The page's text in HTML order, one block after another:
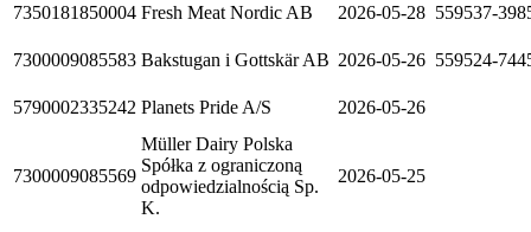
7350181850004 Fresh Meat Nordic AB 2026-05-28 559537-
7300009085583 Bakstugan i Gottskär AB 2026-05-26 559524-
5790002335242 Planets Pride A/S 2026-05-26
7300009085569
Müller Dairy Polska
Spółka z ograniczoną
odpowiedzialnością Sp.
K.
2026-05-25